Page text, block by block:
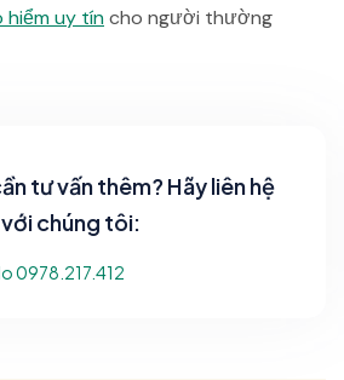
hiểm uy tíncho người thường
tư vấn thêm? Hãy liên hệ
chúng tôi:
0978.217.412